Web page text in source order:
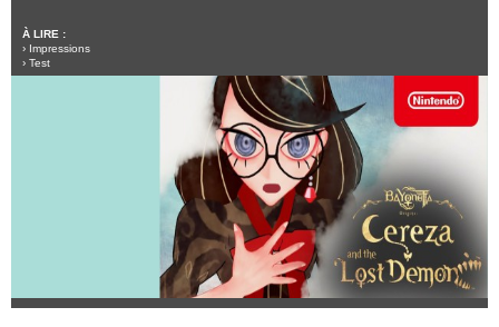
À LIRE :
› Impressions
› Test